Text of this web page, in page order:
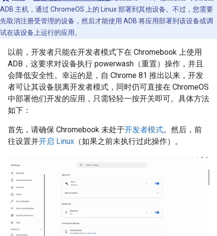
ADB 主机，通过 ChromeOS 上的 Linux 部署到其他设备。不过，您需要
先取消注册受管理的设备，然后才能使用 ADB 将应用部署到该设备或调
试在该设备上运行的应用。
以前，开发者只能在开发者模式下在 Chromebook 上使用
ADB，这要求对设备执行 powerwash（重置）操作，并且
会降低安全性。幸运的是，自 Chrome 81 推出以来，开发
者可让其设备脱离开发者模式，同时仍可直接在 ChromeOS
中部署他们开发的应用，只需轻轻一按开关即可。具体方法
如下：
首先，请确保 Chromebook 未处于开发者模式。然后，前
往设置并开启 Linux （如果之前未执行过此操作）。